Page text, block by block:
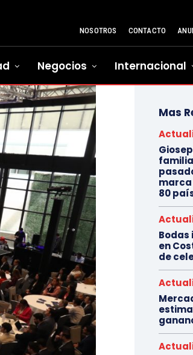
NOSOTROS CONTACTO
Negocios Internacional
Mas
marca
80
en
de